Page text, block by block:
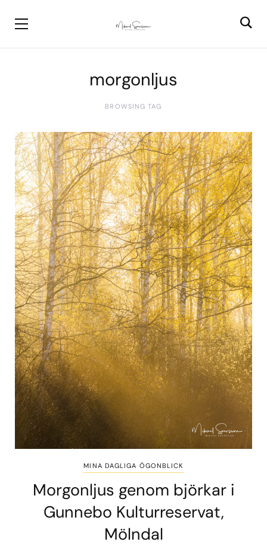
morgonljus
BROWSING TAG
MINA DAGLIGA ÖGONBLICK
Morgonljus genom björkar i
Gunnebo Kulturreservat,
Mölndal